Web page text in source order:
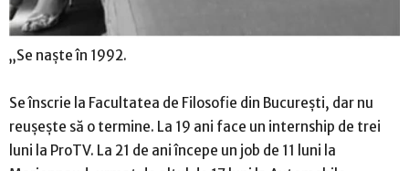
„Se naște în 1992.
Se înscrie la Facultatea de Filosofie din București, dar nu
reușește să o termine. La 19 ani face un internship de trei
luni la ProTV. La 21 de ani începe un job de 11 luni la